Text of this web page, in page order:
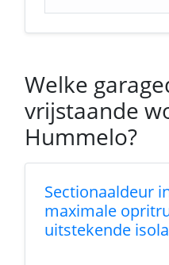
Welke
vrijstaande
Hummelo?
Sectionaaldeur
maximale
uitstekende